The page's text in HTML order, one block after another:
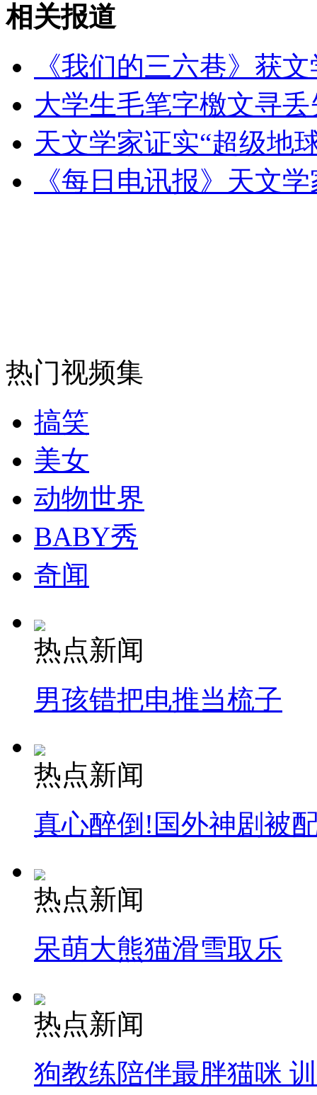
安徽一实载49人客车翻车
走！跟着总书记去植树
司机酒驾遇交警 急速倒车逃窜
相关报道
《我们的三六巷》获
大学生毛笔字檄文寻
天文学家证实“超级地
《每日电讯报》天文
热门视频集
搞笑
美女
动物世界
BABY秀
奇闻
热点新闻
男孩错把电推当梳子
热点新闻
真心醉倒!国外神剧被
热点新闻
呆萌大熊猫滑雪取乐
热点新闻
狗教练陪伴最胖猫咪